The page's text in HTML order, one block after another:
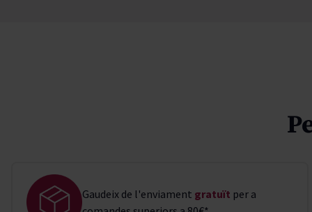
Gaudeix de l'enviament gratuït per a